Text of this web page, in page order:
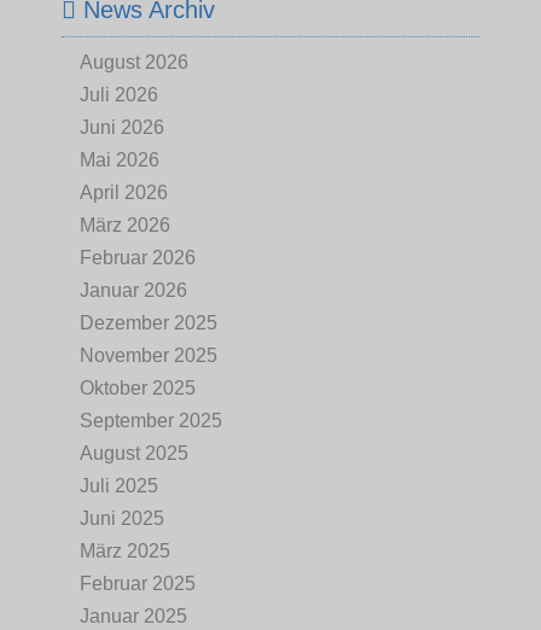
News Archiv
August 2026
Juli 2026
Juni 2026
Mai 2026
April 2026
März 2026
Februar 2026
Januar 2026
Dezember 2025
November 2025
Oktober 2025
September 2025
August 2025
Juli 2025
Juni 2025
März 2025
Februar 2025
Januar 2025